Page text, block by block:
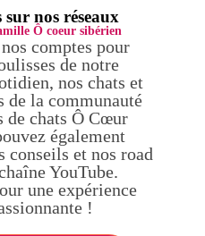
nos réseaux
Ô coeur sibérien
comptes pour
de notre
nos chats et
de la communauté
de chats Ô Cœur
également
conseils et nos road
YouTube.
une expérience
!